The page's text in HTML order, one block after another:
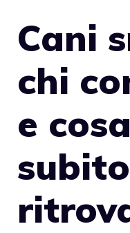
Cani
chi
e